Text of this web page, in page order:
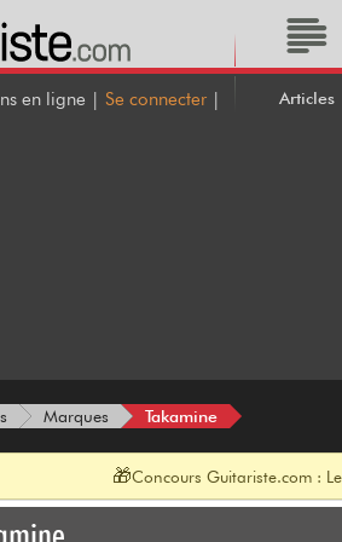
en ligne | Se connecter |
Articles
Marques Takamine
🎁Concours Guitariste.com :